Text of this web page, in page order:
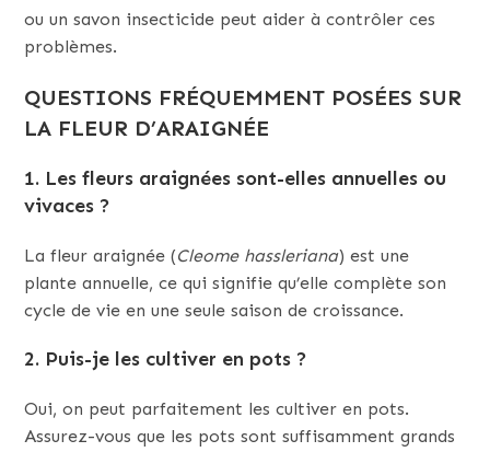
ou un savon insecticide peut aider à contrôler ces
problèmes.
QUESTIONS FRÉQUEMMENT POSÉES SUR
LA FLEUR D’ARAIGNÉE
1. Les fleurs araignées sont-elles annuelles ou
vivaces ?
La fleur araignée (Cleome hassleriana) est une
plante annuelle, ce qui signifie qu’elle complète son
cycle de vie en une seule saison de croissance.
2. Puis-je les cultiver en pots ?
Oui, on peut parfaitement les cultiver en pots.
Assurez-vous que les pots sont suffisamment grands